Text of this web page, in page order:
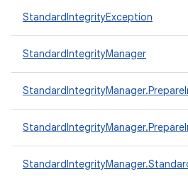
StandardIntegrityException
StandardIntegrityManager